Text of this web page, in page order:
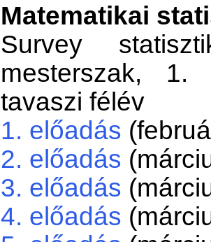
Matematikai
Survey
mesterszak, 1.
tavaszi félév
1. előadás
2. előadás
3. előadás
4. előadás